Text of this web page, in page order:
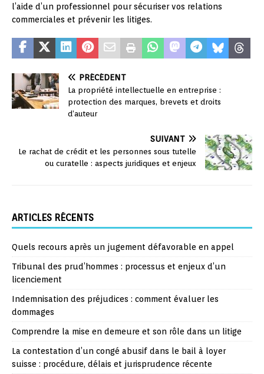
l’aide d’un professionnel pour sécuriser vos relations
commerciales et prévenir les litiges.
PRÉCÉDENT
La propriété intellectuelle en entreprise :
protection des marques, brevets et droits
d’auteur
SUIVANT
Le rachat de crédit et les personnes sous tutelle
ou curatelle : aspects juridiques et enjeux
ARTICLES RÉCENTS
Quels recours après un jugement défavorable en appel
Tribunal des prud’hommes : processus et enjeux d’un
licenciement
Indemnisation des préjudices : comment évaluer les
dommages
Comprendre la mise en demeure et son rôle dans un litige
La contestation d’un congé abusif dans le bail à loyer
suisse : procédure, délais et jurisprudence récente